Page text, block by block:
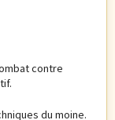
contre
du moine.